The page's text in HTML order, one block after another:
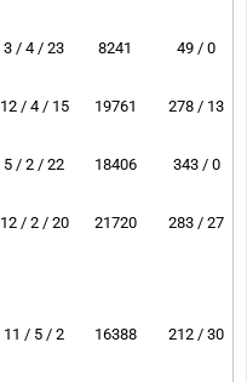
3 / 4 / 23 8241 49 / 0
12 / 4 / 15 19761 278 / 13
5 / 2 / 22 18406 343 / 0
12 / 2 / 20 21720 283 / 27
11 / 5 / 2 16388 212 / 30